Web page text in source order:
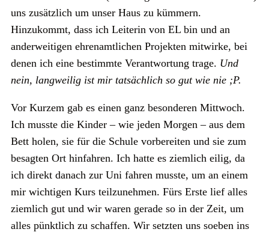
uns zusätzlich um unser Haus zu kümmern.
Hinzukommt, dass ich Leiterin von EL bin und an
anderweitigen ehrenamtlichen Projekten mitwirke, bei
denen ich eine bestimmte Verantwortung trage. Und
nein, langweilig ist mir tatsächlich so gut wie nie ;P.
Vor Kurzem gab es einen ganz besonderen Mittwoch.
Ich musste die Kinder – wie jeden Morgen – aus dem
Bett holen, sie für die Schule vorbereiten und sie zum
besagten Ort hinfahren. Ich hatte es ziemlich eilig, da
ich direkt danach zur Uni fahren musste, um an einem
mir wichtigen Kurs teilzunehmen. Fürs Erste lief alles
ziemlich gut und wir waren gerade so in der Zeit, um
alles pünktlich zu schaffen. Wir setzten uns soeben ins